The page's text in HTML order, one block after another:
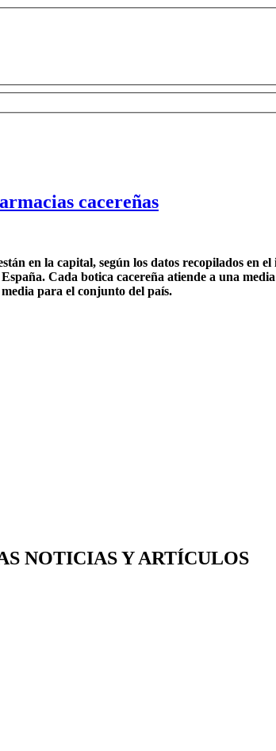
cacereñas
en la capital, según los datos recopilados en
Cada botica cacereña atiende a una
para el conjunto del país.
NOTICIAS Y ARTÍCULOS